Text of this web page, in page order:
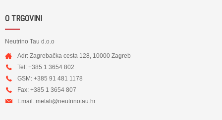
O TRGOVINI
Neutrino Tau d.o.o
Adr: Zagrebačka cesta 128, 10000 Zagreb
Tel: +385 1 3654 802
GSM: +385 91 481 1178
Fax: +385 1 3654 807
Email: metali@neutrinotau.hr